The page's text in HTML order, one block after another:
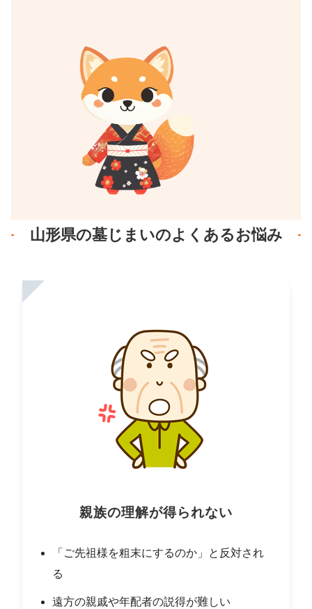
山形県の墓じまいのよくあるお悩み
親族の理解が得られない
「ご先祖様を粗末にするのか」と反対され
る
遠方の親戚や年配者の説得が難しい